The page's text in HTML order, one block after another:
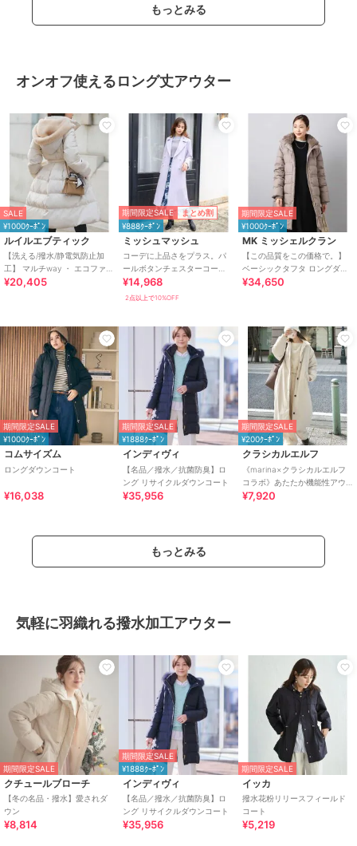
もっとみる
オンオフ使えるロング丈アウター
SALE
¥1000ｸｰﾎﾟﾝ
ルイルエブティック
【洗える/撥水/静電気防止加
工】 マルチway ・ エコファー
フード ロングダウンコート(ベ
¥20,405
期間限定SALE まとめ割
¥888ｸｰﾎﾟﾝ
ミッシュマッシュ
コーデに上品さをプラス。パ
ールボタンチェスターコー
ト/MM448604
¥14,968
2点以上で10%OFF
期間限定SALE
¥1000ｸｰﾎﾟﾝ
MK ミッシェルクラン
【この品質をこの価格で。】
ベーシックタフタ ロングダウ
ンコート/撥水加工
¥34,650
期間限定SALE
¥1000ｸｰﾎﾟﾝ
コムサイズム
ロングダウンコート
¥16,038
期間限定SALE
¥1888ｸｰﾎﾟﾝ
インディヴィ
【名品／撥水／抗菌防臭】ロ
ング リサイクルダウンコート
¥35,956
期間限定SALE
¥200ｸｰﾎﾟﾝ
クラシカルエルフ
《marina×クラシカルエルフ
コラボ》あたたか機能性アウ
ター◎襟付き中綿ロングコー
¥7,920
もっとみる
気軽に羽織れる撥水加工アウター
期間限定SALE
クチュールブローチ
【冬の名品・撥水】愛されダ
ウン
¥8,814
期間限定SALE
¥1888ｸｰﾎﾟﾝ
インディヴィ
【名品／撥水／抗菌防臭】ロ
ング リサイクルダウンコート
¥35,956
期間限定SALE
イッカ
撥水花粉リリースフィールド
コート
¥5,219